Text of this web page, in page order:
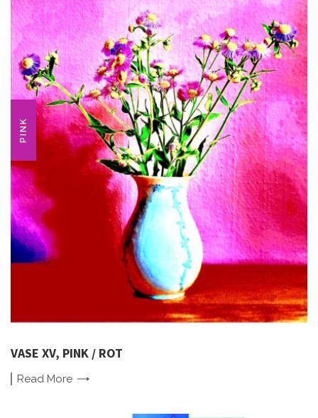
PINK
VASE XV, PINK / ROT
Read More